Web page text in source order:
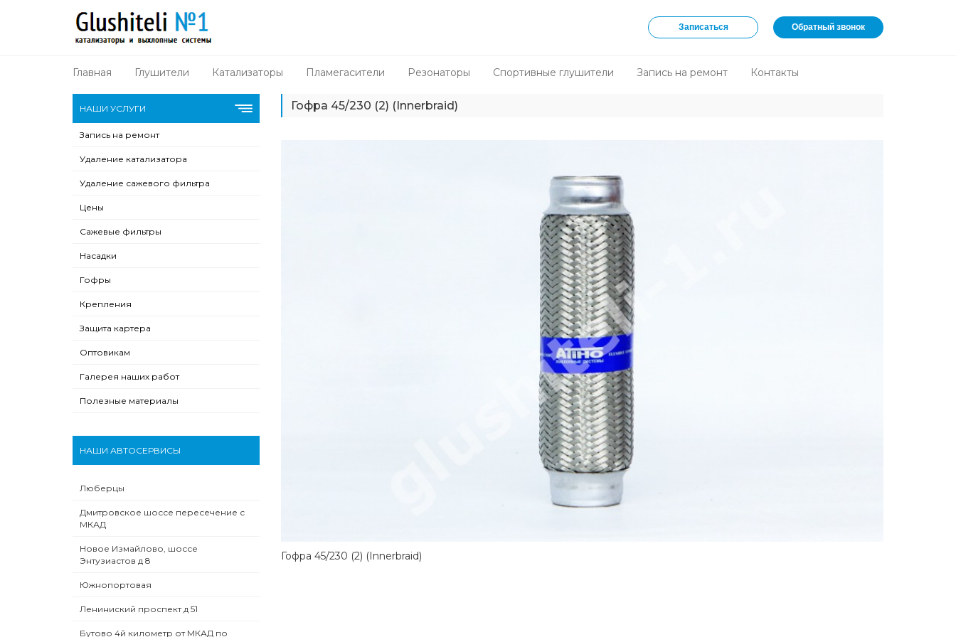
Записаться Обратный звонок
Главная Глушители Катализаторы Пламегасители Резонаторы Спортивные глушители Запись на ремонт Контакты
НАШИ УСЛУГИ
Запись на ремонт
Удаление катализатора
Удаление сажевого фильтра
Цены
Сажевые фильтры
Насадки
Гофры
Крепления
Защита картера
Оптовикам
Галерея наших работ
Полезные материалы
НАШИ АВТОСЕРВИСЫ
Люберцы
Дмитровское шоссе пересечение с
МКАД
Новое Измайлово, шоссе
Энтузиастов д 8
Южнопортовая
Лениниский проспект д 51
Бутово 4й километр от МКАД по
Гофра 45/230 (2) (Innerbraid)
Гофра 45/230 (2) (Innerbraid)